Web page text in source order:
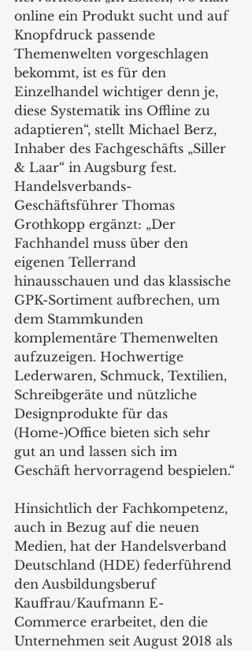
online ein Produkt sucht und auf
Knopfdruck passende
Themenwelten vorgeschlagen
bekommt, ist es für den
Einzelhandel wichtiger denn je,
diese Systematik ins Offline zu
adaptieren“, stellt Michael Berz,
Inhaber des Fachgeschäfts „Siller
& Laar“ in Augsburg fest.
Handelsverbands-
Geschäftsführer Thomas
Grothkopp ergänzt: „Der
Fachhandel muss über den
eigenen Tellerrand
hinausschauen und das klassische
GPK-Sortiment aufbrechen, um
dem Stammkunden
komplementäre Themenwelten
aufzuzeigen. Hochwertige
Lederwaren, Schmuck, Textilien,
Schreibgeräte und nützliche
Designprodukte für das
(Home-)Office bieten sich sehr
gut an und lassen sich im
Geschäft hervorragend bespielen.“
Hinsichtlich der Fachkompetenz,
auch in Bezug auf die neuen
Medien, hat der Handelsverband
Deutschland (HDE) federführend
den Ausbildungsberuf
Kauffrau/Kaufmann E-
Commerce erarbeitet, den die
Unternehmen seit August 2018 als